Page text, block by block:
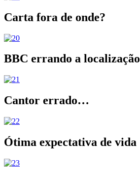
Carta fora de onde?
BBC errando a
Cantor errado…
Ótima expectativa de vida